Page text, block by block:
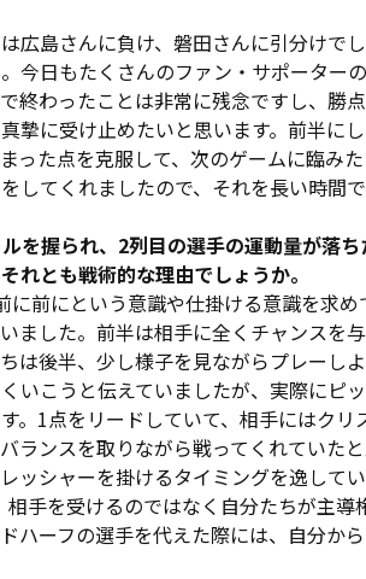
ごダンスで三上チーフマネージャーの
たアルディージャが1点をリードした
15分がとてつもなく長く感じられた。
過ぎてしまった。もう少し勇気を持っ
思う」。それでもセンターバックの河
でいた。
分の甲府のコーナーキックで、チュカ
ピンチは続いた。渋谷監督は79分、泉
がピッチに入り、73分に入った江坂と
終盤はアルディージャも攻めた。87分
のファインセーブに阻まれたが、チ
、1-1のまま終了。勝点1を分け合う結
れた方にお悔やみを申し上げます。ま
ます」。試合後、渋谷監督はこう切り
サイドから攻撃するなど、勇気を持っ
広島さんに負け、磐田さんに引分けで
今日もたくさんのファン・サポーター
終わったことは非常に残念ですし、勝
摯に受け止めたいと思います。前半に
った点を克服して、次のゲームに臨み
してくれましたので、それを長い時間
を握られ、2列目の選手の運動量が落
れとも戦術的な理由でしょうか。
に前にという意識や仕掛ける意識を求
ました。前半は相手に全くチャンスを
は後半、少し様子を見ながらプレーし
いこうと伝えていましたが、実際にピ
。1点をリードしていて、相手にはク
ランスを取りながら戦ってくれていた
ッシャーを掛けるタイミングを逸して
相手を受けるのではなく自分たちが主
ハーフの選手を代えた際には、自分か